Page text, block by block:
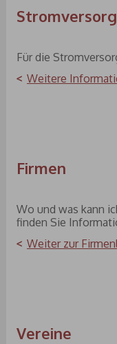
Für die
Weitere
Firmen
Wo und was kann
finden Sie
Weiter zur
Vereine